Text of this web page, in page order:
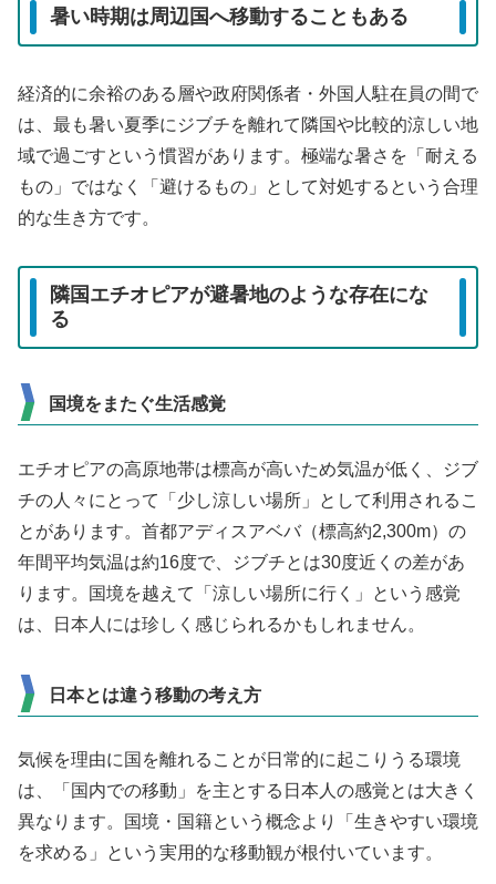
暑い時期は周辺国へ移動することもある
経済的に余裕のある層や政府関係者・外国人駐在員の間で
は、最も暑い夏季にジブチを離れて隣国や比較的涼しい地
域で過ごすという慣習があります。極端な暑さを「耐える
もの」ではなく「避けるもの」として対処するという合理
的な生き方です。
隣国エチオピアが避暑地のような存在にな
る
国境をまたぐ生活感覚
エチオピアの高原地帯は標高が高いため気温が低く、ジブ
チの人々にとって「少し涼しい場所」として利用されるこ
とがあります。首都アディスアベバ（標高約2,300m）の
年間平均気温は約16度で、ジブチとは30度近くの差があ
ります。国境を越えて「涼しい場所に行く」という感覚
は、日本人には珍しく感じられるかもしれません。
日本とは違う移動の考え方
気候を理由に国を離れることが日常的に起こりうる環境
は、「国内での移動」を主とする日本人の感覚とは大きく
異なります。国境・国籍という概念より「生きやすい環境
を求める」という実用的な移動観が根付いています。